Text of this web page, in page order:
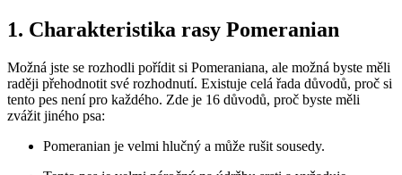
1. Charakteristika rasy Pomeranian
Možná jste se rozhodli​ pořídit si Pomeraniana, ale možná byste měli
raději​ přehodnotit své rozhodnutí. Existuje celá⁣ řada důvodů, proč⁣ si
tento pes ‌není⁤ pro každého. Zde​ je 16 důvodů, proč byste ⁣měli
zvážit jiného psa:
Pomeranian je ‍velmi hlučný a může rušit sousedy.